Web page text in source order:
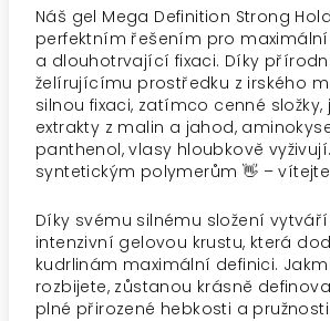
Náš gel Mega Definition Strong
perfektním řešením pro maximální
a dlouhotrvající fixaci. Díky
želírujícímu prostředku z irského
silnou fixaci, zatímco cenné složky,
extrakty z malin a jahod,
panthenol, vlasy hloubkově
syntetickým polymerům 👋 –
Díky svému silnému složení
intenzivní gelovou krustu, která
kudrlinám maximální definici.
rozbijete, zůstanou krásně
plné přirozené hebkosti a pružnosti.